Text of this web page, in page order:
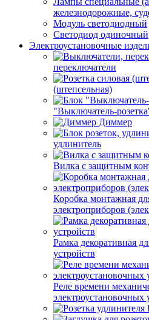
железнодорожные,
Модуль светодиодный
Светодиод одиночный
Электроустановочные
переключатели
(штепсельная)
"Выключатель-
Диммер
удлинитель
Вилка с защитным
Коробка монтажная
электроприборов
Рамка декоративная
устройств
Реле времени
электроустановочных